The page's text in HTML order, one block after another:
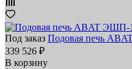
Под заказ Подовая печь
339 526 ₽
В корзину